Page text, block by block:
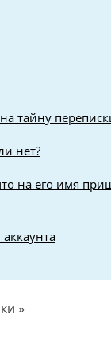
тайну
нет?
на его имя
»